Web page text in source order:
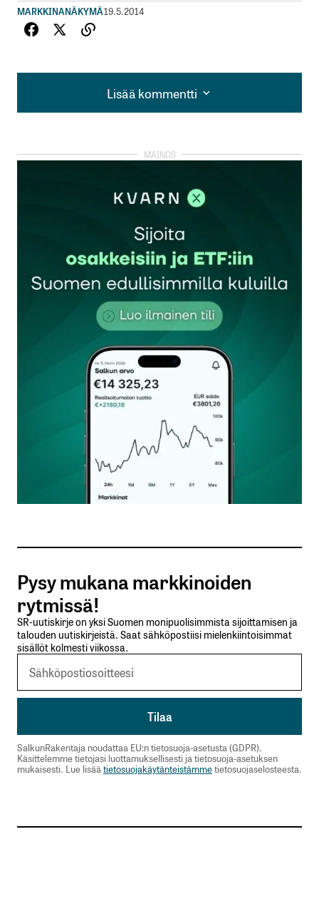
MARKKINANÄKYMÄ19.5.2014
Lisää kommentti
Lisää kommentti
kirjautua
rekisteröityä
Sähköpostiosoitettasi ei julkaista.Pakolliset
kentät on merkitty*
Kommentti*
Nimesi tai nimimerkkisi
Sähköpostiosoitteesi
Tilaa SalkunRakentajan uutiskirje
Lähetä kommentti
Pysy mukana markkinoiden
rytmissä!
SR-uutiskirje on yksi Suomen monipuolisimmista sijoittamisen ja
talouden uutiskirjeistä. Saat sähköpostiisi mielenkiintoisimmat
sisällöt kolmesti viikossa.
SalkunRakentaja noudattaa EU:n tietosuoja-asetusta (GDPR).
Käsittelemme tietojasi luottamuksellisesti ja tietosuoja-asetuksen
mukaisesti. Lue lisää tietosuojakäytänteistämmetietosuojaselosteesta.